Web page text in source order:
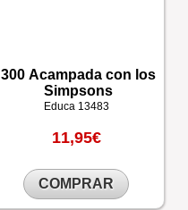
300 Acampada con los
Simpsons
Educa 13483
11,95€
COMPRAR